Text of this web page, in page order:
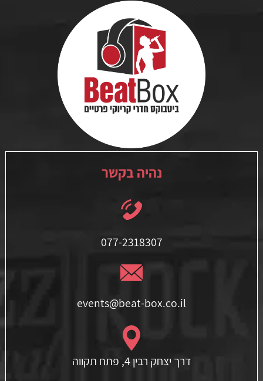
נהיה בקשר
077-2318307
events@beat-box.co.il
דרך יצחק רבין 4, פתח תקווה